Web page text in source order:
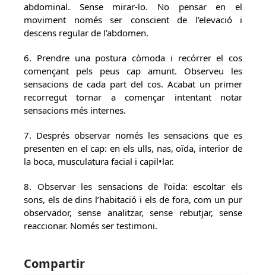
abdominal. Sense mirar-lo. No pensar en el
moviment només ser conscient de l’elevació i
descens regular de l’abdomen.
6. Prendre una postura còmoda i recórrer el cos
començant pels peus cap amunt. Observeu les
sensacions de cada part del cos. Acabat un primer
recorregut tornar a començar intentant notar
sensacions més internes.
7. Després observar només les sensacions que es
presenten en el cap: en els ulls, nas, oïda, interior de
la boca, musculatura facial i capil•lar.
8. Observar les sensacions de l’oïda: escoltar els
sons, els de dins l’habitació i els de fora, com un pur
observador, sense analitzar, sense rebutjar, sense
reaccionar. Només ser testimoni.
Compartir